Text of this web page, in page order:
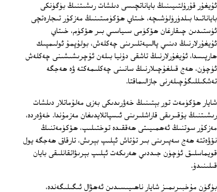
ئۇيغۇر قۇرۇلتىيىنىڭ باياناتچىسى دىلشات رىشىتنىڭ بۈگۈنكى
باياناتىدا بىلدۈرۈلۈشىچە، خىتاي ھۆكۈمىتىنىڭ مەزكۇر تىجارەتچى
ئۈستىدىن چىقارغان ھۆكۈمى سىياسىي بىر ھۆكۈم، خىتاي
ئۇيغۇرلارنىڭ دىنىي پاالىيەتلىرىنى چەكلەش، بولۇپمۇ ئولىمپىك
ھارپىسدا، ئۇيغۇرلارنىڭ تاشقى دۇنيا بىلەن ئۇچرىشىشىنى چەكلەش
ئۈچۈن، ھەج قىلغۇچىلارنىڭ سانىنى چەكلىمەكتە ۋە ھەجگە
تەشكىللىگۇچىلەرنى جازالىماقتا.
شايار ھۆكۈمەت تور بېتىنىڭ خەۋرىدىكى بەزى مەلۇماتلار دىلشات
رىشىتنىڭ يۇقىرىقى قاراشلىرىنى ئىسپاتلايدىغان مەزمۇندا. خەۋەردە،
مەزكۇر سوتنىڭ ئەھمىيىتى ھەققىدە توختىلىپ، ھۆكۈمەتنىڭ
نۆۋەتتە ھەج سەپىرىنى بىر تۇتاش ئېلىپ بېرىش، تارقاق ھەجگە يول
قويماسلىق ئۈچۈن جىددىي ھەرىكەت ئېلىپ بېرىۋاتقانلىقى بايان
قىلىنىدۇ.
بۈگۈن مۇخبىرىمىز شايار ناھىيىسىدىن ئەھۋال ئىگىلىگەندە،